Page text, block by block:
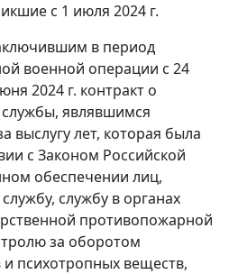
с 1 июля 2024 г.
в период
военной операции с 24
2024 г. контракт о
являвшимся
выслугу лет, которая была
с Законом Российской
обеспечении лиц,
службу в органах
противопожарной
за оборотом
и психотропных веществ,